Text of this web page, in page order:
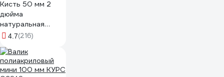
Кисть 50 мм 2
дюйма
натуральная
щетина Вихрь
73/3/4/3
4.7(216)